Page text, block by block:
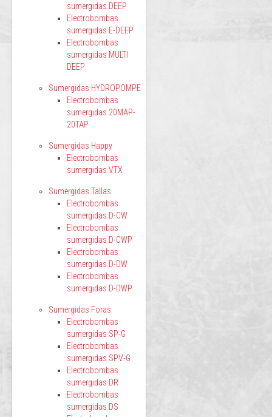
sumergidas DEEP
Electrobombas
sumergidas E-DEEP
Electrobombas
sumergidas MULTI
DEEP
Sumergidas HYDROPOMPE
Electrobombas
sumergidas 20MAP-
20TAP
Sumergidas Happy
Electrobombas
sumergidas VTX
Sumergidas Tallas
Electrobombas
sumergidas D-CW
Electrobombas
sumergidas D-CWP
Electrobombas
sumergidas D-DW
Electrobombas
sumergidas D-DWP
Sumergidas Foras
Electrobombas
sumergidas SP-G
Electrobombas
sumergidas SPV-G
Electrobombas
sumergidas DR
Electrobombas
sumergidas DS